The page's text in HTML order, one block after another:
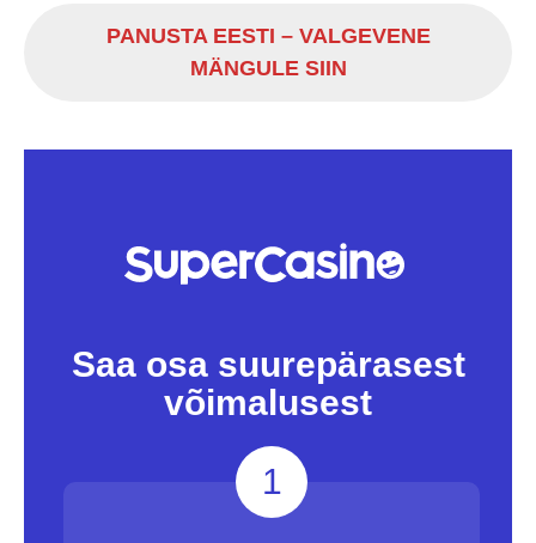
PANUSTA EESTI – VALGEVENE
MÄNGULE SIIN
Saa osa suurepärasest
võimalusest
1